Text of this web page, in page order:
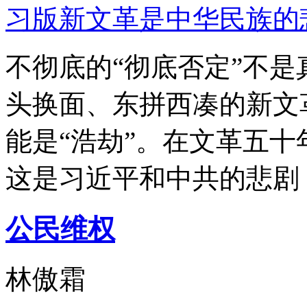
习版新文革是中华民族的
不彻底的“彻底否定”不
头换面、东拼西凑的新
能是“浩劫”。在文革五
这是习近平和中共的悲
公民维权
林傲霜